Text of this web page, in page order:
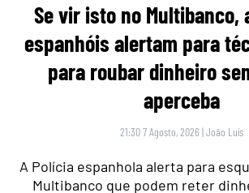
Se vir isto no Multibanco,
espanhóis alertam para
para roubar dinheiro
aperceba
21:30 7 Agosto, 2026 |João Luís
A Polícia espanhola alerta para
Multibanco que podem reter